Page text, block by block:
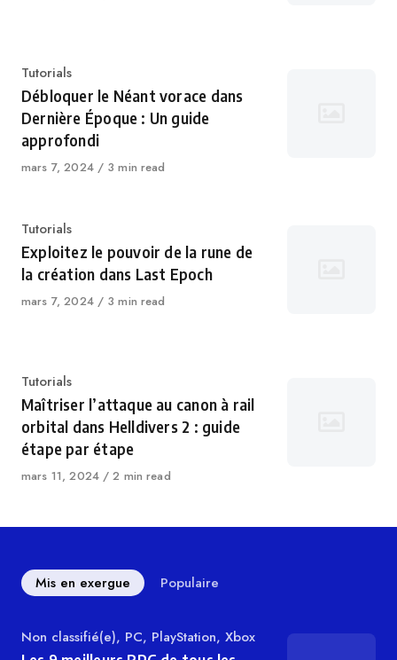
Catégorie
Tutorials
Débloquer le Néant vorace dans
Dernière Époque : Un guide
approfondi
Publié
mars 7, 2024 3 min read
Catégorie
Tutorials
Exploitez le pouvoir de la rune de
la création dans Last Epoch
Publié
mars 7, 2024 3 min read
Catégorie
Tutorials
Maîtriser l’attaque au canon à rail
orbital dans Helldivers 2 : guide
étape par étape
Publié
mars 11, 2024 2 min read
Mis en exergue Populaire
Catégorie
Non classifié(e), PC, PlayStation, Xbox